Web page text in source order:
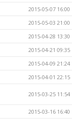
2015-05-07 16:00
2015-05-03 21:00
2015-04-28 13:30
2015-04-21 09:35
2015-04-09 21:24
2015-04-01 22:15
2015-03-25 11:54
2015-03-16 16:40